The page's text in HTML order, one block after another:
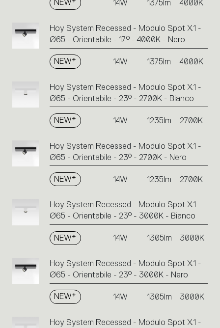
NEW* 14W 1375lm 4000K
Hoy System Recessed - Modulo Spot X1 -
Ø65 - Orientabile - 17° - 4000K - Nero
NEW* 14W 1375lm 4000K
Hoy System Recessed - Modulo Spot X1 -
Ø65 - Orientabile - 23° - 2700K - Bianco
NEW* 14W 1235lm 2700K
Hoy System Recessed - Modulo Spot X1 -
Ø65 - Orientabile - 23° - 2700K - Nero
NEW* 14W 1235lm 2700K
Hoy System Recessed - Modulo Spot X1 -
Ø65 - Orientabile - 23° - 3000K - Bianco
NEW* 14W 1305lm 3000K
Hoy System Recessed - Modulo Spot X1 -
Ø65 - Orientabile - 23° - 3000K - Nero
NEW* 14W 1305lm 3000K
Hoy System Recessed - Modulo Spot X1 -